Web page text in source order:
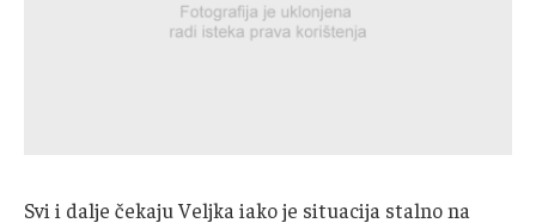
Svi i dalje čekaju Veljka iako je situacija stalno na